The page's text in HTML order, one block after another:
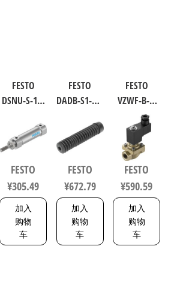
FESTO
DSNU-S-16-
气缸 行程
40mm 缸径
ISO 6432 /
CETOP RP 52
P 5216093
FESTO
¥305.49
加入
购物
车
FESTO
DADB-S1-40-
缸波纹管
保护套 行
符合ISO
6432 / ISO
15552
553463
FESTO
¥672.79
加入
购物
车
FESTO
VZWF-B-L-
M22C-G12-
135-1P4-10
力先导式
电磁阀 行
程10mm 符
合EN 12266-
1 1492112
FESTO
¥590.59
加入
购物
车